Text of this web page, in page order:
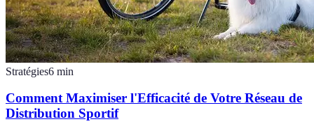
Stratégies6 min
Comment Maximiser l'Efficacité de Votre Réseau de
Distribution Sportif